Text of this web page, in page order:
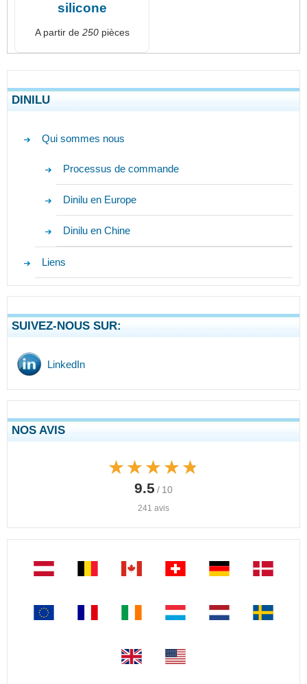
silicone
A partir de 250pièces
DINILU
Qui sommes nous
Processus de commande
Dinilu en Europe
Dinilu en Chine
Liens
SUIVEZ-NOUS SUR:
LinkedIn
NOS AVIS
★★★★★
★★★★★
9.5 / 10
241 avis